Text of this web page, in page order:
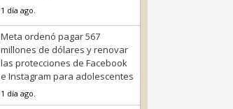
1 día ago.
Meta ordenó pagar 567
millones de dólares y renovar
las protecciones de Facebook
e Instagram para adolescentes
1 día ago.